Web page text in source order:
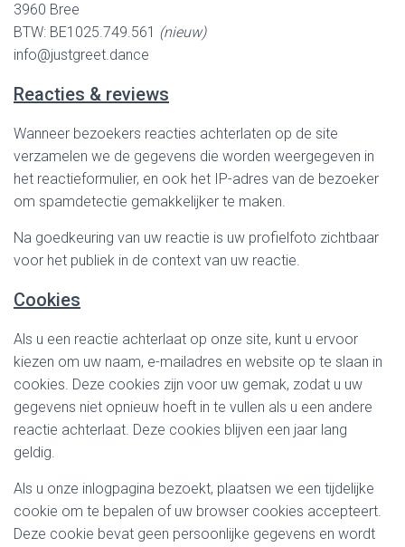
3960 Bree
BTW: BE1025.749.561 (nieuw)
info@justgreet.dance
Reacties & reviews
Wanneer bezoekers reacties achterlaten op de site
verzamelen we de gegevens die worden weergegeven in
het reactieformulier, en ook het IP-adres van de bezoeker
om spamdetectie gemakkelijker te maken.
Na goedkeuring van uw reactie is uw profielfoto zichtbaar
voor het publiek in de context van uw reactie.
Cookies
Als u een reactie achterlaat op onze site, kunt u ervoor
kiezen om uw naam, e-mailadres en website op te slaan in
cookies. Deze cookies zijn voor uw gemak, zodat u uw
gegevens niet opnieuw hoeft in te vullen als u een andere
reactie achterlaat. Deze cookies blijven een jaar lang
geldig.
Als u onze inlogpagina bezoekt, plaatsen we een tijdelijke
cookie om te bepalen of uw browser cookies accepteert.
Deze cookie bevat geen persoonlijke gegevens en wordt